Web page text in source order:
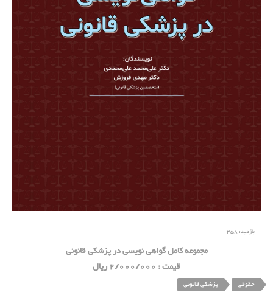
بازدید: 458
مجموعه کامل گواهی نویسی در پزشکی قانونی
قیمت : 2/000/000 ریال
حقوقی پزشکی قانونی